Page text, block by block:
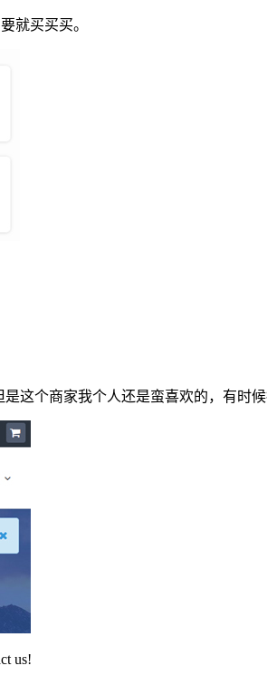
就买买买。
这个商家我个人还是蛮喜欢的，有时
us!